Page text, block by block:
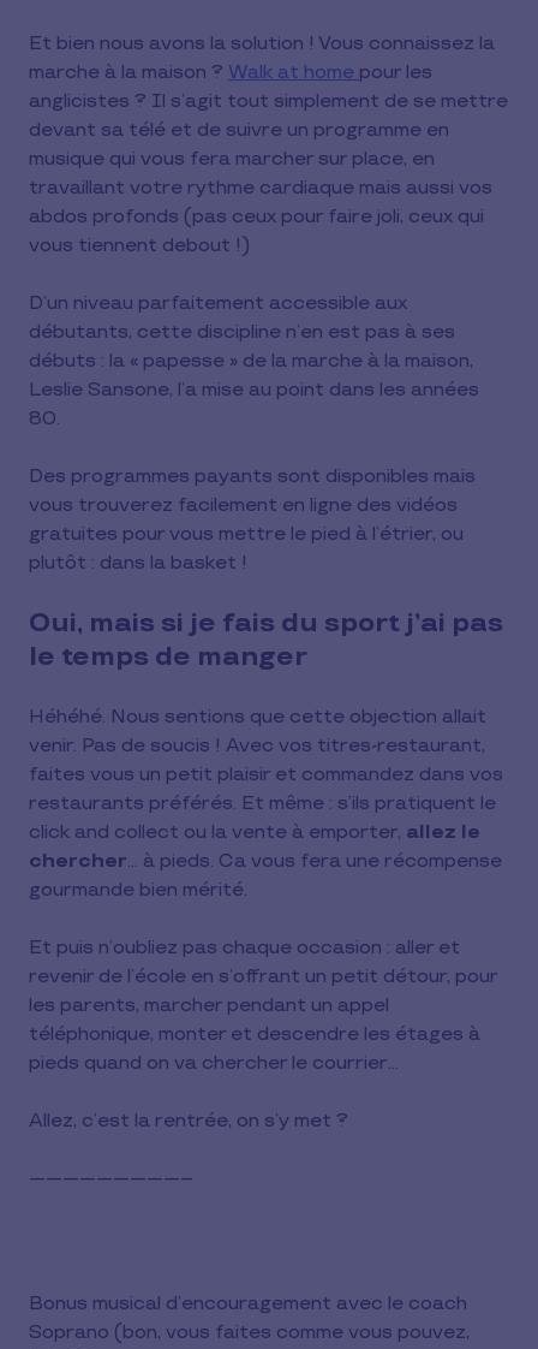
Et bien nous avons la solution ! Vous connaissez la
marche à la maison ? Walk at home pour les
anglicistes ? Il s’agit tout simplement de se mettre
devant sa télé et de suivre un programme en
musique qui vous fera marcher sur place, en
travaillant votre rythme cardiaque mais aussi vos
abdos profonds (pas ceux pour faire joli, ceux qui
vous tiennent debout !)
D’un niveau parfaitement accessible aux
débutants, cette discipline n’en est pas à ses
débuts : la « papesse » de la marche à la maison,
Leslie Sansone, l’a mise au point dans les années
80.
Des programmes payants sont disponibles mais
vous trouverez facilement en ligne des vidéos
gratuites pour vous mettre le pied à l’étrier, ou
plutôt : dans la basket !
Oui, mais si je fais du sport j’ai pas
le temps de manger
Héhéhé. Nous sentions que cette objection allait
venir. Pas de soucis ! Avec vos titres-restaurant,
faites vous un petit plaisir et commandez dans vos
restaurants préférés. Et même : s’ils pratiquent le
click and collect ou la vente à emporter, allez le
chercher… à pieds. Ca vous fera une récompense
gourmande bien mérité.
Et puis n’oubliez pas chaque occasion : aller et
revenir de l’école en s’offrant un petit détour, pour
les parents, marcher pendant un appel
téléphonique, monter et descendre les étages à
pieds quand on va chercher le courrier…
Allez, c’est la rentrée, on s’y met ?
-----------------------------
Bonus musical d’encouragement avec le coach
Soprano (bon, vous faites comme vous pouvez,